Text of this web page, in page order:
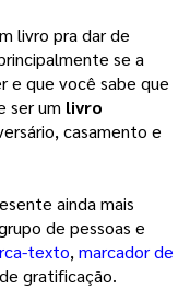
livro pra dar de
se a
e que você sabe que
ser um livro
casamento e
ainda mais
de pessoas e
texto, marcador de
de gratificação.